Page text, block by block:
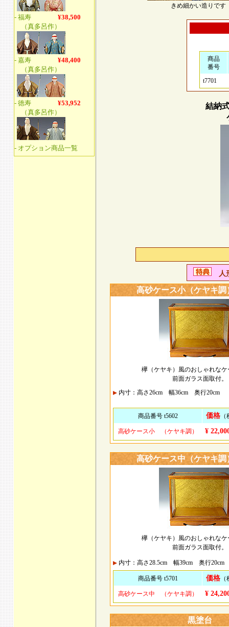
きめ細かい造りです
商品
番号
t7701
結納
人
高砂ケース小（ケヤキ
欅（ケヤキ）風のおしゃれな
前面ガラス面取付。
内寸：高さ26cm 幅36cm 奥行20cm
商品番号 t5602 価格（
高砂ケース小 （ケヤキ調） ¥
高砂ケース中（ケヤキ
欅（ケヤキ）風のおしゃれな
前面ガラス面取付。
内寸：高さ28.5cm 幅39cm 奥行20cm
商品番号 t5701 価格（
高砂ケース中 （ケヤキ調） ¥
黒塗台